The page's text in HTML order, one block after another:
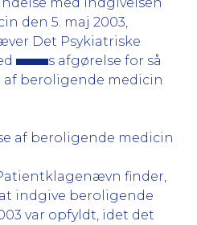
den 5. maj 2003,
Det Psykiatriske
s afgørelse for så
beroligende medicin
af beroligende medicin
finder,
indgive beroligende
var opfyldt, idet det